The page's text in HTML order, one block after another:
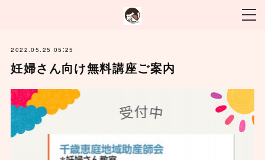
2022.05.25 05:25
妊婦さん向け無料講座ご案内